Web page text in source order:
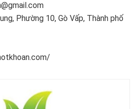
Phường 10, Gò Vấp, Thành phố